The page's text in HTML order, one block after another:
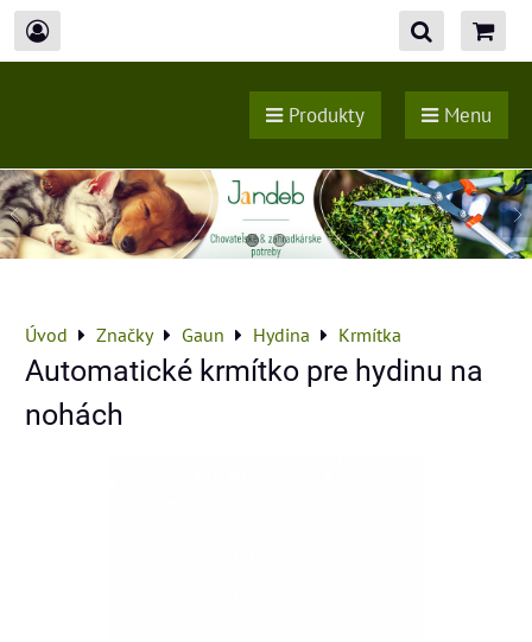
Produkty Menu
Úvod Značky Gaun Hydina Krmítka
Automatické krmítko pre hydinu na
nohách